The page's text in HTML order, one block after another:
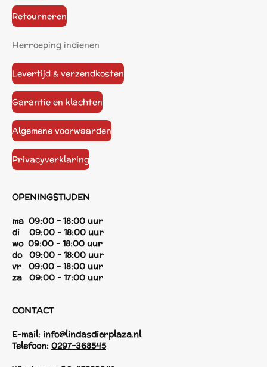
Retourneren
Herroeping indienen
Levertijd & verzendkosten
Garantie en klachten
Algemene voorwaarden
Privacyverklaring
OPENINGSTIJDEN
ma 09:00 - 18:00 uur
di 09:00 - 18:00 uur
wo 09:00 - 18:00 uur
do 09:00 - 18:00 uur
vr 09:00 - 18:00 uur
za 09:00 - 17:00 uur
CONTACT
E-mail: info@lindasdierplaza.nl
Telefoon: 0297-368545